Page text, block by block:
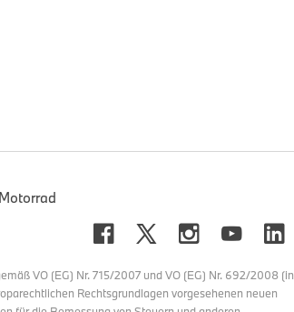
VO (EG) Nr. 715/2007 und VO (EG) Nr. 692/2008 (in
Rechtsgrundlagen vorgesehenen neuen